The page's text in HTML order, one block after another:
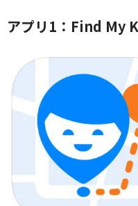
アプリ1：Find My